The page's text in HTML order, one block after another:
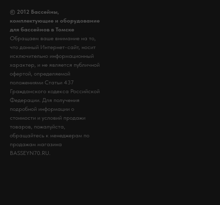
© 2012 Бассейны,
комплектующие и оборудование
для бассейнов в Томске
Обращаем ваше внимание на то,
что данный Интернет-сайт, носит
исключительно информационный
характер, и не является публичной
офертой, определяемой
положениями Статьи 437
Гражданского кодекса Российской
Федерации. Для получения
подробной информации о
стоимости и условий продажи
товаров, пожалуйста,
обращайтесь к менеджерам по
продажам магазина
BASSEYN70.RU.